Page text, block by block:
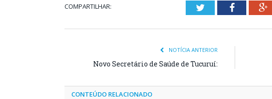
COMPARTILHAR: TwitterFacebook
NOTÍCIA ANTERIOR
Novo Secretário de Saúde de Tucuruí:
CONTEÚDO RELACIONADO